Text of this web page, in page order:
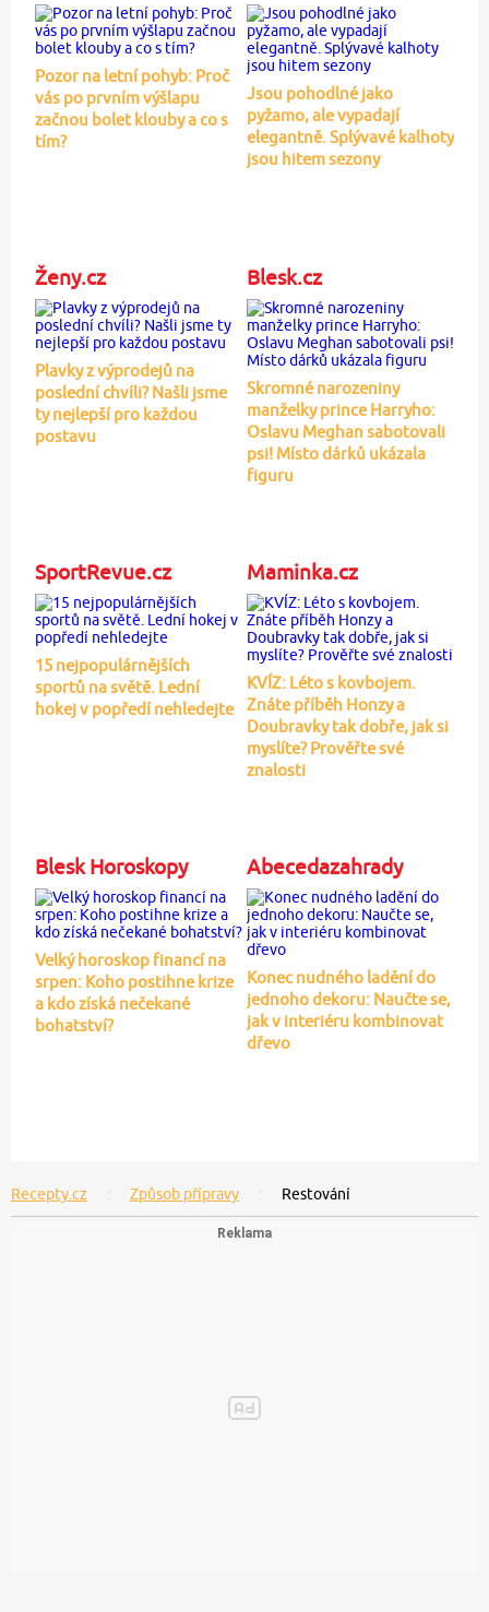
Pozor na letní pohyb: Proč
vás po prvním výšlapu
začnou bolet klouby a co s
tím?
Jsou pohodlné jako
pyžamo, ale vypadají
elegantně. Splývavé kalhoty
jsou hitem sezony
Ženy.cz
Plavky z výprodejů na
poslední chvíli? Našli jsme
ty nejlepší pro každou
postavu
Blesk.cz
Skromné narozeniny
manželky prince Harryho:
Oslavu Meghan sabotovali
psi! Místo dárků ukázala
figuru
SportRevue.cz
15 nejpopulárnějších
sportů na světě. Lední
hokej v popředí nehledejte
Maminka.cz
KVÍZ: Léto s kovbojem.
Znáte příběh Honzy a
Doubravky tak dobře, jak si
myslíte? Prověřte své
znalosti
Blesk Horoskopy
Velký horoskop financí na
srpen: Koho postihne krize
a kdo získá nečekané
bohatství?
Abecedazahrady
Konec nudného ladění do
jednoho dekoru: Naučte se,
jak v interiéru kombinovat
dřevo
Recepty.cz Způsob přípravy Restování